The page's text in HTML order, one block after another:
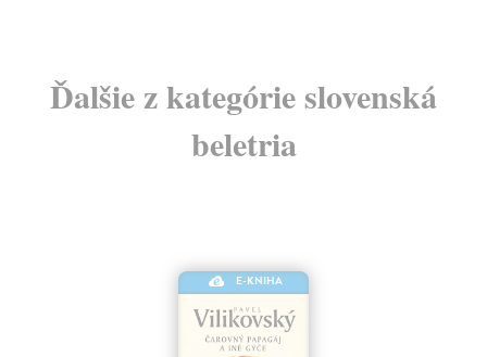
Ďalšie z kategórie slovenská
beletria
E-KNIHA